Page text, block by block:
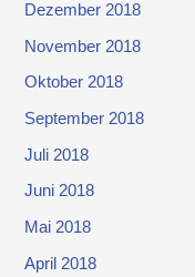
Dezember 2018
November 2018
Oktober 2018
September 2018
Juli 2018
Juni 2018
Mai 2018
April 2018